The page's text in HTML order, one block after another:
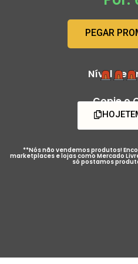
PEGAR
Nível de
Copie o
**Nós não vendemos produtos!
marketplaces e lojas como Mercado
só postamos